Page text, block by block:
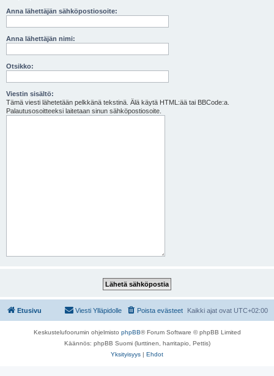
Anna lähettäjän sähköpostiosoite:
Anna lähettäjän nimi:
Otsikko:
Viestin sisältö:
Tämä viesti lähetetään pelkkänä tekstinä. Älä käytä HTML:ää tai BBCode:a.
Palautusosoitteeksi laitetaan sinun sähköpostiosoite.
Etusivu Kaikki ajat ovat UTC+02:00
Poista evästeet
Viesti Ylläpidolle
Keskustelufoorumin ohjelmisto phpBB® Forum Software © phpBB Limited
Käännös: phpBB Suomi (lurttinen, harritapio, Pettis)
Yksityisyys | Ehdot